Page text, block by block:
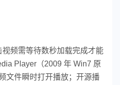
频需等待数秒加载完成才能
Player（2009 年 Win7 原
文件瞬时打开播放； 开源播